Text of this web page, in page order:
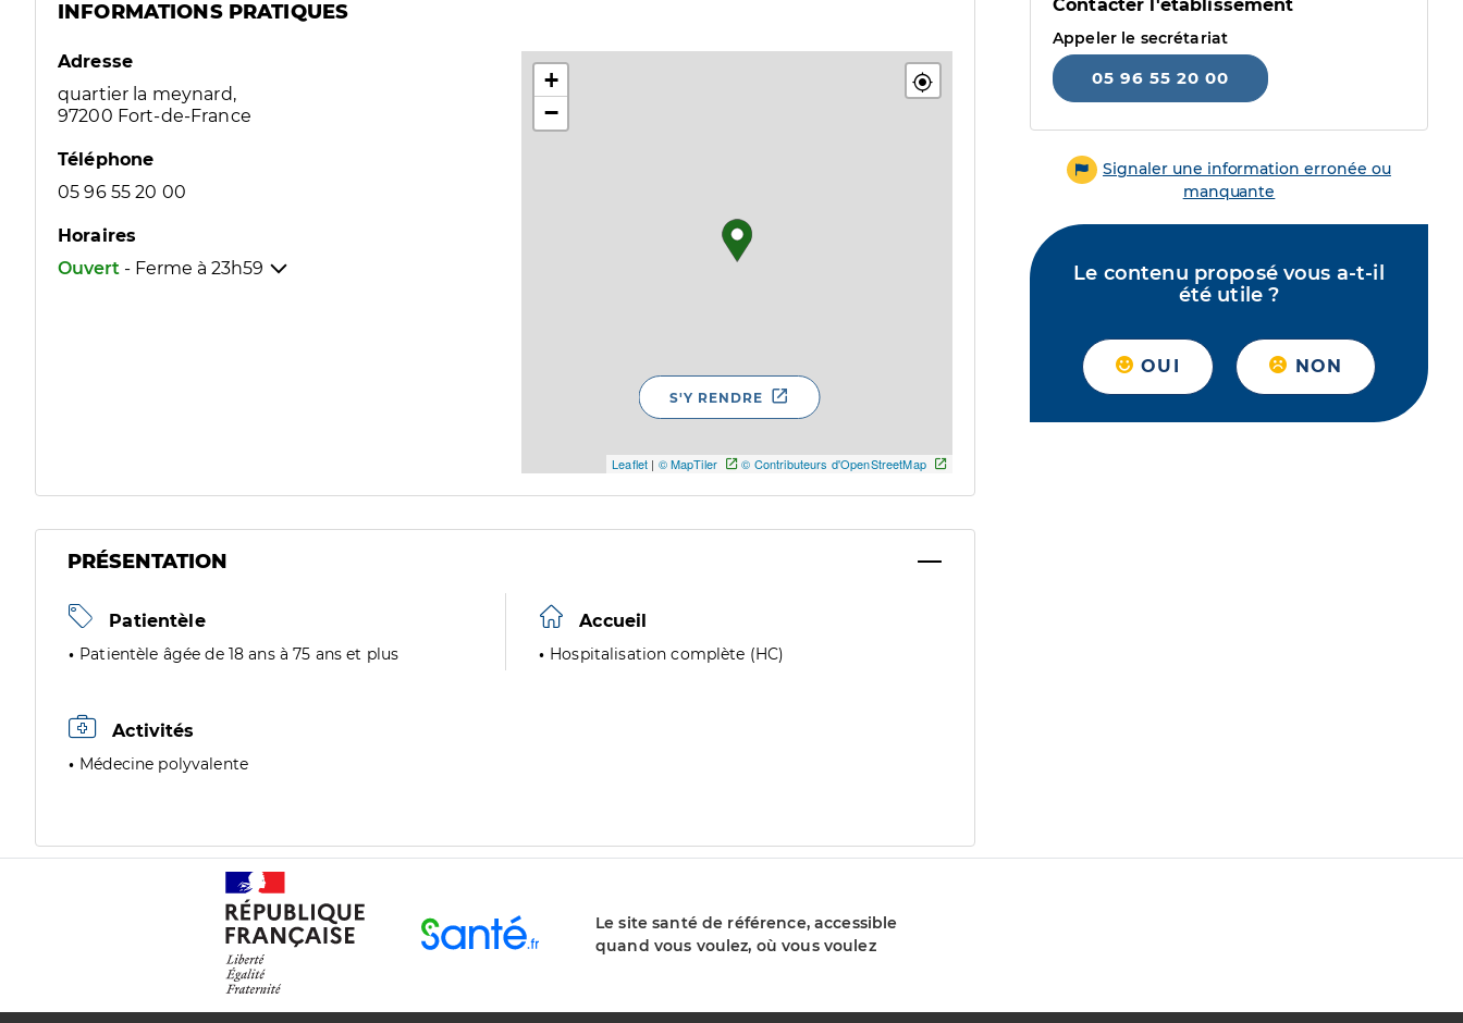
INFORMATIONS PRATIQUES
Adresse
quartier la meynard,
97200 Fort-de-France
Téléphone
05 96 55 20 00
Horaires
Ouvert - Ferme à 23h59
+
−
Leaflet | © MapTiler © Contributeurs d'OpenStreetMap
S'Y RENDRE
PRÉSENTATION
Patientèle
Patientèle âgée de 18 ans à 75 ans et plus
Accueil
Hospitalisation complète (HC)
Activités
Médecine polyvalente
Contacter l'établissement
Appeler le secrétariat
05 96 55 20 00
Signaler une information erronée ou
manquante
Le contenu proposé vous a-t-il
été utile ?
OUI NON
Le site santé de référence, accessible
quand vous voulez, où vous voulez